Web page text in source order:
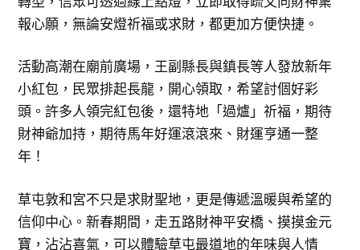
報心願，無論安燈祈福或求財，都更加方便快捷。
活動高潮在廟前廣場，王副縣長與鎮長等人發放新年
小紅包，民眾排起長龍，開心領取，希望討個好彩
頭。許多人領完紅包後，還特地「過爐」祈福，期待
財神爺加持，期待馬年好運滾滾來、財運亨通一整
年！
草屯敦和宮不只是求財聖地，更是傳遞溫暖與希望的
信仰中心。新春期間，走五路財神平安橋、摸摸金元
寶，沾沾喜氣，可以體驗草屯最道地的年味與人情